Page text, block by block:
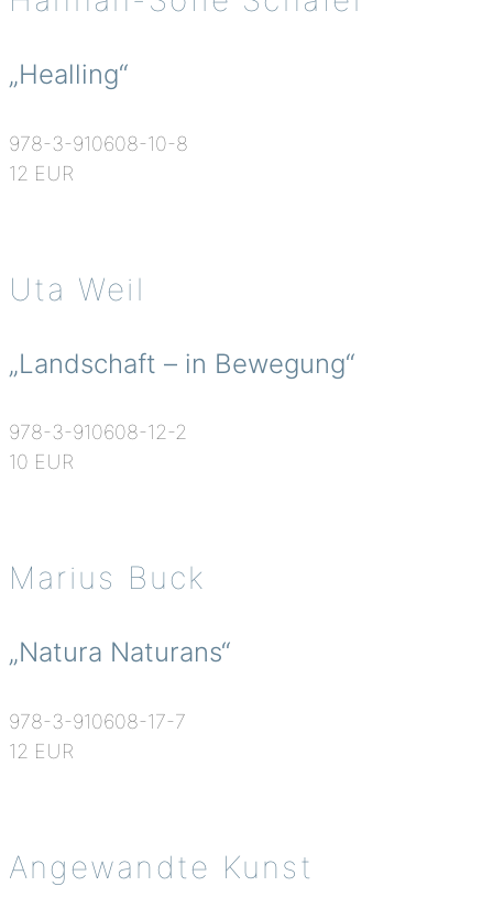
„Healling“
978-3-910608-10-8
12 EUR
Uta Weil
„Landschaft – in Bewegung“
978-3-910608-12-2
10 EUR
Marius Buck
„Natura Naturans“
978-3-910608-17-7
12 EUR
Angewandte Kunst